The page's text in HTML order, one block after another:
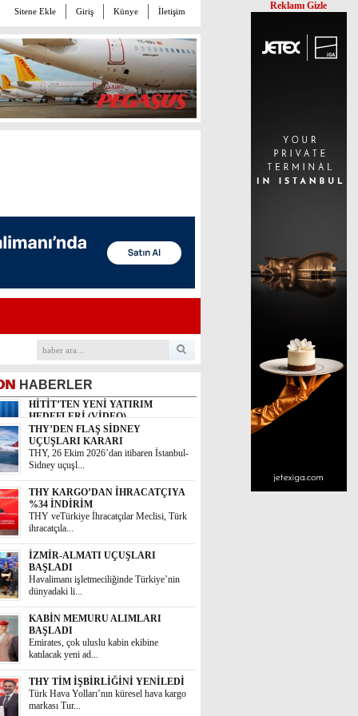
Sitene Ekle Giriş Künye İletişim
HABERLER
THY’DEN FLAŞ SİDNEY
UÇUŞLARI KARARI
THY, 26 Ekim 2026’dan itibaren İstanbul-
Sidney uçuşl...
THY KARGO’DAN İHRACATÇIYA
%34 İNDİRİM
THY veTürkiye İhracatçılar Meclisi, Türk
ihracatçıla...
İZMİR-ALMATI UÇUŞLARI
BAŞLADI
Havalimanı işletmeciliğinde Türkiye’nin
dünyadaki li...
KABİN MEMURU ALIMLARI
BAŞLADI
Emirates, çok uluslu kabin ekibine
katılacak yeni ad...
THY TİM İŞBİRLİĞİNİ YENİLEDİ
Türk Hava Yolları’nın küresel hava kargo
markası Tur...
Reklamı Gizle